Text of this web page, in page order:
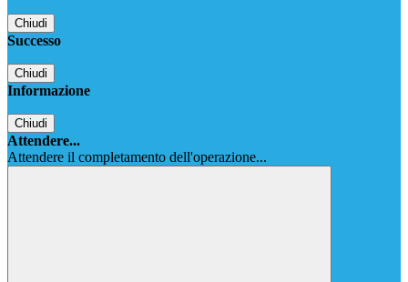
Chiudi
Successo
Chiudi
Informazione
Chiudi
Attendere...
Attendere il completamento dell'operazione...